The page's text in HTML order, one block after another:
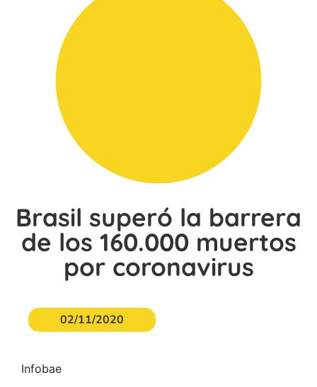
Brasil superó la barrera
de los 160.000 muertos
por coronavirus
02/11/2020
Infobae